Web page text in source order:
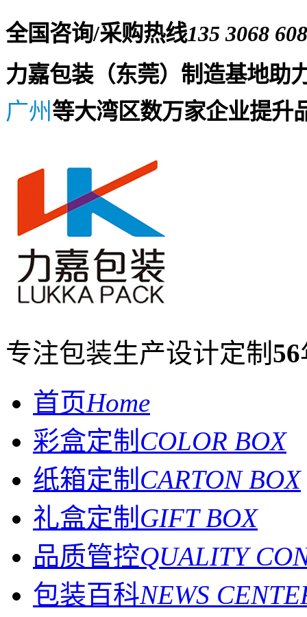
全国咨询/采购热线135 3068
力嘉包装（东莞）制造基地助
广州等大湾区数万家企业提升
专注包装生产设计定制 56
首页Home
彩盒定制 COLOR BOX
纸箱定制 CARTON BOX
礼盒定制 GIFT BOX
品质管控QUALITY
包装百科NEWS